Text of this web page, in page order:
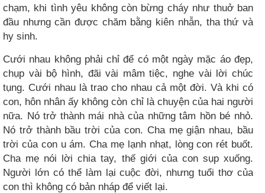
chạm, khi tình yêu không còn bừng cháy như thuở ban
đầu nhưng cần được chăm bằng kiên nhẫn, tha thứ và
hy sinh.
Cưới nhau không phải chỉ để có một ngày mặc áo đẹp,
chụp vài bộ hình, đãi vài mâm tiệc, nghe vài lời chúc
tụng. Cưới nhau là trao cho nhau cả một đời. Và khi có
con, hôn nhân ấy không còn chỉ là chuyện của hai người
nữa. Nó trở thành mái nhà của những tâm hồn bé nhỏ.
Nó trở thành bầu trời của con. Cha mẹ giận nhau, bầu
trời của con u ám. Cha mẹ lạnh nhạt, lòng con rét buốt.
Cha mẹ nói lời chia tay, thế giới của con sụp xuống.
Người lớn có thể làm lại cuộc đời, nhưng tuổi thơ của
con thì không có bản nháp để viết lại.